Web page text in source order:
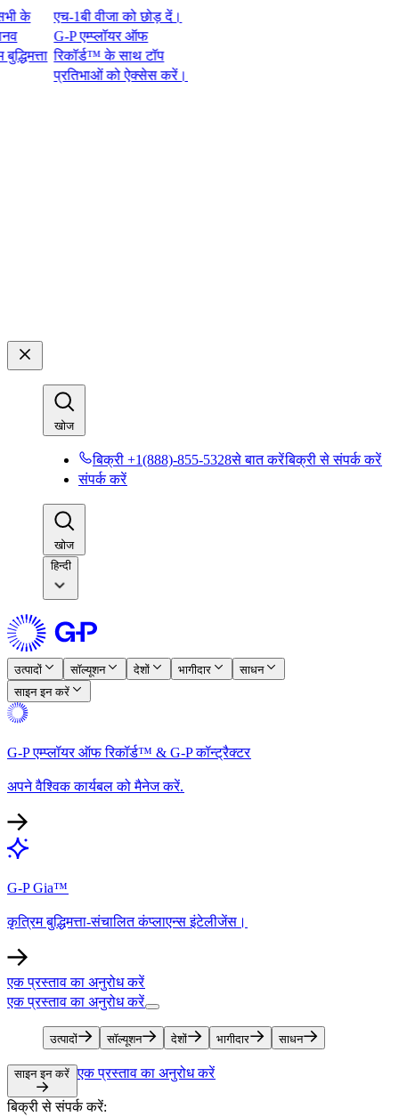
एच-1बी वीजा को छोड़ दें।
G-P एम्प्लॉयर ऑफ
रिकॉर्ड™ के साथ टॉप
प्रतिभाओं को ऐक्सेस करें।​​
खोज​​
बिक्री +1(888)-855-5328से बात करें​​बिक्री से संपर्क करें​​
संपर्क करें​​
खोज​​
हिन्दी
उत्पादों​​ सॉल्यूशन​​ देशों​​ भागीदार​​
साधन​​
साइन इन करें​​
G-P एम्प्लॉयर ऑफ रिकॉर्ड™ & G-P कॉन्ट्रैक्टर​​
अपने वैश्विक कार्यबल को मैनेज करें.​​
G-P Gia™​​
कृत्रिम बुद्धिमत्ता-संचालित कंप्लाएन्स इंटेलीजेंस।​​
एक प्रस्ताव का अनुरोध करें​​
एक प्रस्ताव का अनुरोध करें​​
उत्पादों​​ सॉल्यूशन​​ देशों​​ भागीदार​​ साधन​​
साइन इन करें​​ एक प्रस्ताव का अनुरोध करें​​
बिक्री से संपर्क करें:​​